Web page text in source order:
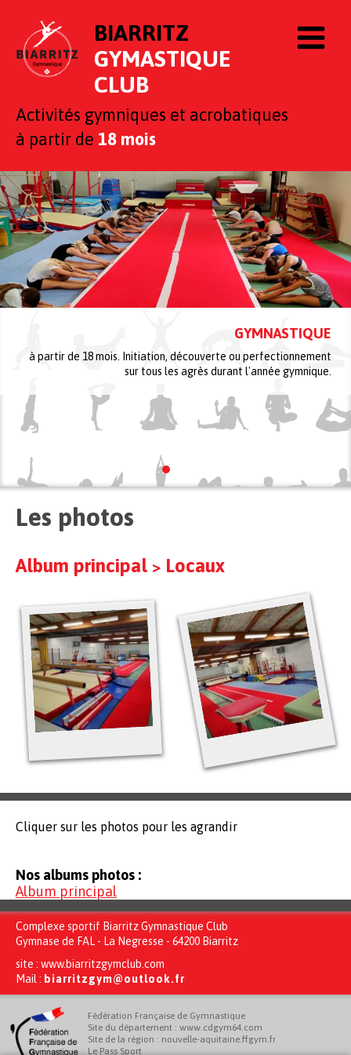
BIARRITZ
GYMASTIQUE
CLUB
Activités gymniques et acrobatiques
à partir de 18 mois
GYMNASTIQUE
à partir de 18 mois. Initiation, découverte ou perfectionnement
sur tous les agrès durant l'année gymnique.
Les photos
Album principal > Locaux
Cliquer sur les photos pour les agrandir
Nos albums photos :
Album principal
Complexe sportif Biarritz Gymnastique Club
Gymnase de FAL - La Negresse - 64200 Biarritz
site : www.biarritzgymclub.com
Mail : biarritzgym@outlook.fr
Fédération Française de Gymnastique
Site du département : www.cdgym64.com
Site de la région : nouvelle-aquitaine.ffgym.fr
Le Pass Sport